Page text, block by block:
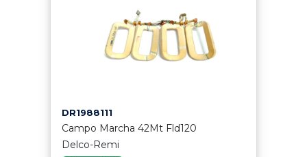
DR1988111
Campo Marcha 42Mt Fld120
Delco-Remi